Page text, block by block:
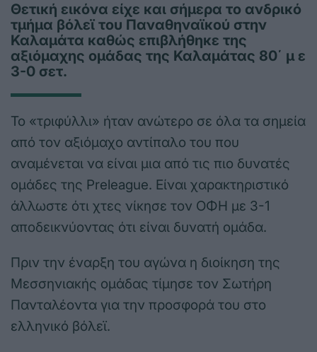
Θετική εικόνα είχε και σήμερα το ανδρικό
τμήμα βόλεϊ του Παναθηναϊκού στην
Καλαμάτα καθώς επιβλήθηκε της
αξιόμαχης ομάδας της Καλαμάτας 80΄ μ ε
3-0 σετ.
Το «τριφύλλι» ήταν ανώτερο σε όλα τα σημεία
από τον αξιόμαχο αντίπαλο του που
αναμένεται να είναι μια από τις πιο δυνατές
ομάδες της Preleague. Είναι χαρακτηριστικό
άλλωστε ότι χτες νίκησε τον ΟΦΗ με 3-1
αποδεικνύοντας ότι είναι δυνατή ομάδα.
Πριν την έναρξη του αγώνα η διοίκηση της
Μεσσηνιακής ομάδας τίμησε τον Σωτήρη
Πανταλέοντα για την προσφορά του στο
ελληνικό βόλεϊ.